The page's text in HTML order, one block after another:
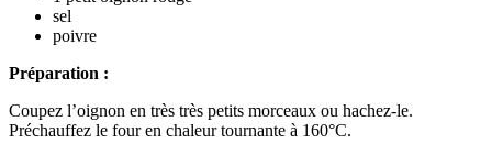
sel
poivre
Préparation :
Coupez l’oignon en très très petits morceaux ou hachez-le.
Préchauffez le four en chaleur tournante à 160°C.